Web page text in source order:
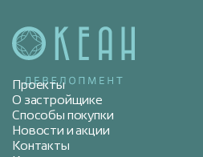
Проекты
О застройщике
Способы покупки
Новости и акции
Контакты